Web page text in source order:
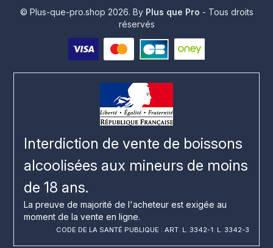
© Plus-que-pro.shop 2026. By Plus que Pro - Tous droits
réservés
Interdiction de vente de boissons
alcoolisées aux mineurs de moins
de 18 ans.
La preuve de majorité de l'acheteur est exigée au
moment de la vente en ligne.
CODE DE LA SANTÉ PUBLIQUE : ART. L. 3342-1. L. 3342-3